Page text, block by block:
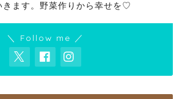
きます。野菜作りから幸せを♡
＼ Follow me ／